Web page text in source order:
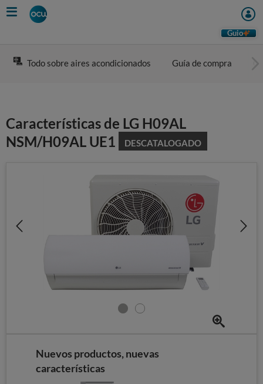
Skip
to
Guio
Todo sobre aires acondicionados Guía de compra
Características de LG H09AL
NSM/H09AL UE1
DESCATALOGADO
Nuevos productos, nuevas
características